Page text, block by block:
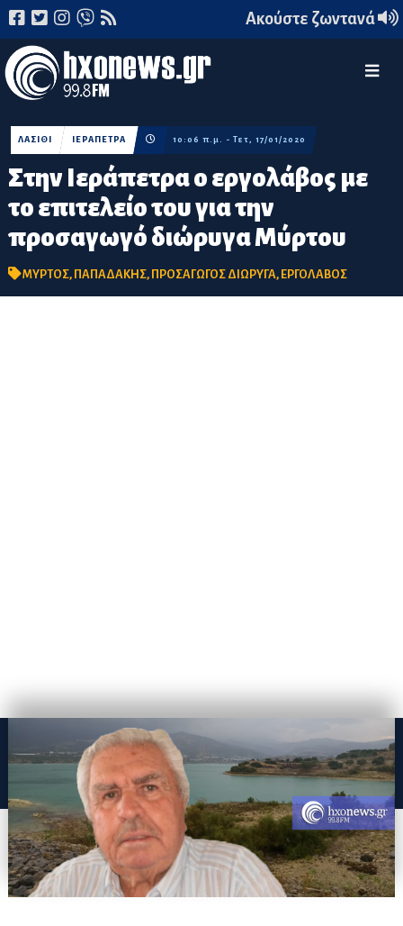
Ακούστε ζωντανά
Στην Ιεράπετρα ο εργολάβος με
το επιτελείο του για την
προσαγωγό διώρυγα Μύρτου
ΛΑΣΙΘΙ ΙΕΡΑΠΕΤΡΑ 10:06 π.μ. - Τετ, 17/01/2020
ΜΥΡΤΟΣ, ΠΑΠΑΔΑΚΗΣ, ΠΡΟΣΑΓΩΓΟΣ ΔΙΩΡΥΓΑ, ΕΡΓΟΛΑΒΟΣ